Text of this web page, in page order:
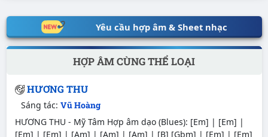
Yêu cầu hợp âm & Sheet nhạc
HỢP ÂM CÙNG THỂ LOẠI
HƯƠNG THU
Sáng tác: Vũ Hoàng
HƯƠNG THU - Mỹ Tâm Hợp âm dạo (Blues): [Em] | [Em] |
[Em] | [Em] | [Am] | [Am] | [Am] | [B] [Gbm] | [Em] | [Em]